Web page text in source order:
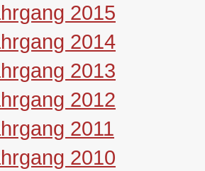
2015
2014
2013
2012
2011
2010